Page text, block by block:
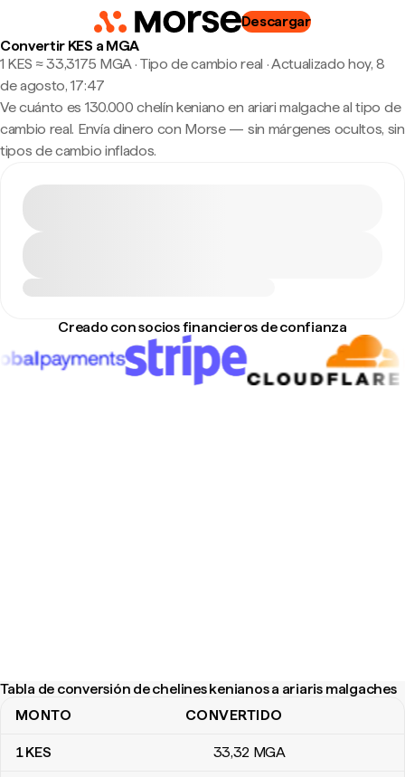
Descargar
Convertir KES a MGA
1 KES ≈ 33,3175 MGA · Tipo de cambio real ·Actualizado hoy, 8
de agosto, 17:47
Ve cuánto es 130.000 chelín keniano en ariari malgache al tipo de
cambio real. Envía dinero con Morse — sin márgenes ocultos, sin
tipos de cambio inflados.
Creado con socios financieros de confianza
Tabla de conversión de chelines kenianos a ariaris malgaches
Tabla de conversión de chelines kenianos a ariaris malgaches
MONTO CONVERTIDO
1KES 33,32 MGA